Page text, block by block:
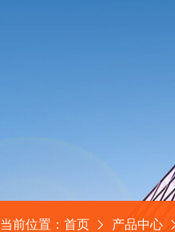
当前位置： 首页 产品中心